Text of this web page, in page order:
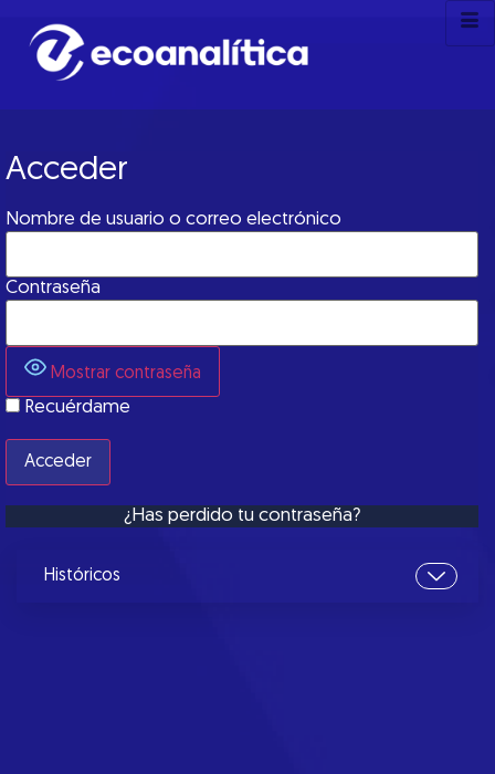
Acceder
Nombre de usuario o correo electrónico
Contraseña
Mostrar contraseña
Recuérdame
¿Has perdido tu contraseña?
Históricos